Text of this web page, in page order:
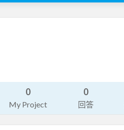
0
My Project
0
回答